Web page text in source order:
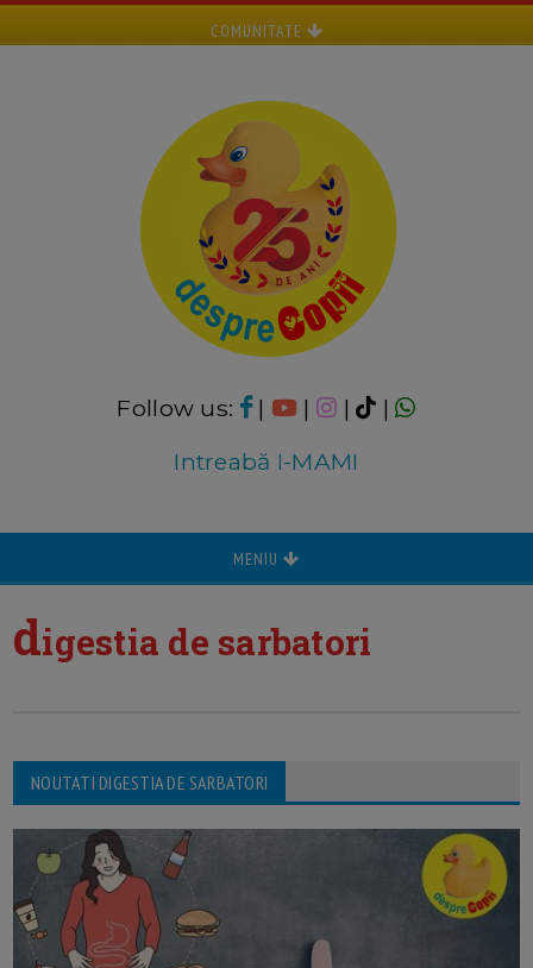
COMUNITATE
Follow us: | | |
|
Intreabă I-MAMI
MENIU
digestia de sarbatori
NOUTATI DIGESTIA DE SARBATORI